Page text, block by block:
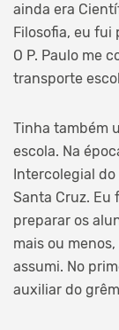
ainda era
Filosofia, eu fui
O P. Paulo me
transporte
Tinha também
escola. Na
Intercolegial
Santa Cruz. Eu
preparar os
mais ou
assumi. No
auxiliar do